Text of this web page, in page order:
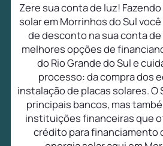
Zere sua conta de luz!
solar em Morrinhos do Sul
de desconto na sua conta
melhores opções de
do Rio Grande do Sul e
processo: da compra dos
instalação de placas solares. O
principais bancos, mas
instituições financeiras que
crédito para financiamento